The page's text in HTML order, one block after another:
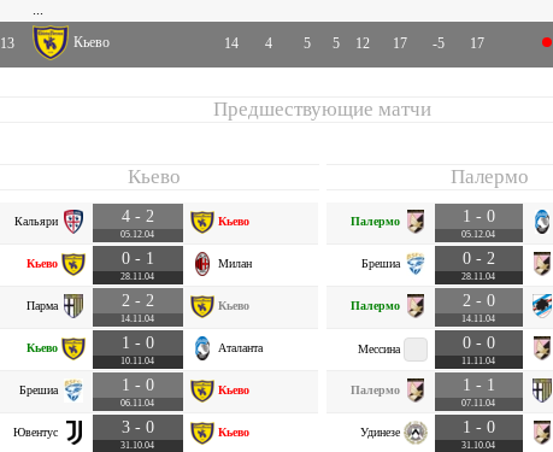
...
13
Кьево 14 4 5 5 12 17 -5 17
Предшествующие матчи
Кьево
Кальяри 4 - 2
05.12.04
Кьево
Кьево 0 - 1
28.11.04
Милан
Парма 2 - 2
14.11.04
Кьево
Кьево 1 - 0
10.11.04
Аталанта
Брешиа 1 - 0
06.11.04
Кьево
Ювентус 3 - 0
31.10.04
Кьево
Палермо
Палермо 1 - 0
05.12.04
Брешиа 0 - 2
28.11.04
Палермо 2 - 0
14.11.04
Мессина 0 - 0
11.11.04
Палермо 1 - 1
07.11.04
Удинезе 1 - 0
31.10.04